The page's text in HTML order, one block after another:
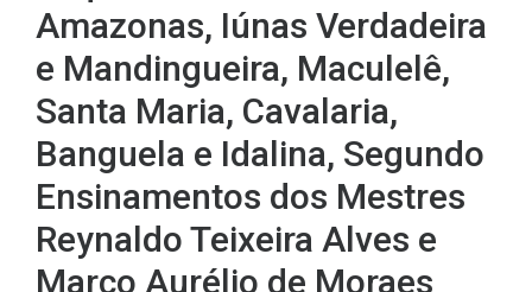
Amazonas, Iúnas Verdadeira
e Mandingueira, Maculelê,
Santa Maria, Cavalaria,
Banguela e Idalina, Segundo
Ensinamentos dos Mestres
Reynaldo Teixeira Alves e
Marco Aurélio de Moraes